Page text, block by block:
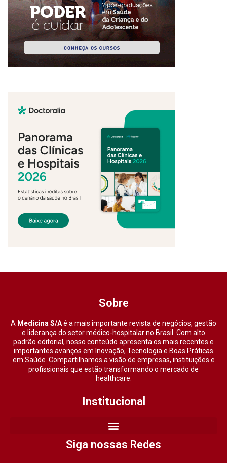
Sobre
A Medicina S/Aé a mais importante revista de negócios, gestão
e liderança do setor médico-hospitalar no Brasil. Com alto
padrão editorial, nosso conteúdo apresenta os mais recentes e
importantes avanços em Inovação, Tecnologia e Boas Práticas
em Saúde. Compartilhamos a visão de empresas, instituições e
profissionais que estão transformando o mercado de
healthcare.
Institucional
Siga nossas Redes